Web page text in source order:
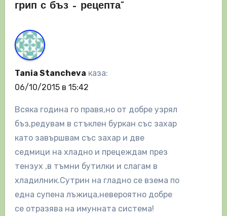
грип с бъз – рецепта”
Tania Stancheva каза:
06/10/2015 в 15:42
Всяка година го правя,но от добре узрял
бъз,редувам в стъклен буркан със захар
като завършвам със захар и две
седмици на хладно и прецеждам през
тензух ,в тъмни бутилки и слагам в
хладилник.Сутрин на гладно се взема по
една супена лъжица,невероятно добре
се отразява на имунната система!